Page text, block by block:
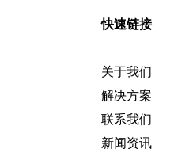
快速链接
关于我们
解决方案
联系我们
新闻资讯